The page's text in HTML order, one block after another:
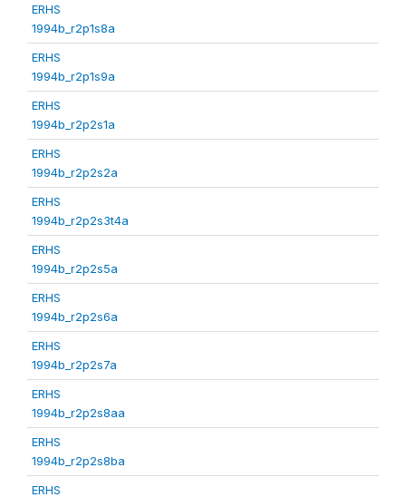
ERHS
1994b_r2p1s8a
ERHS
1994b_r2p1s9a
ERHS
1994b_r2p2s1a
ERHS
1994b_r2p2s2a
ERHS
1994b_r2p2s3t4a
ERHS
1994b_r2p2s5a
ERHS
1994b_r2p2s6a
ERHS
1994b_r2p2s7a
ERHS
1994b_r2p2s8aa
ERHS
1994b_r2p2s8ba
ERHS